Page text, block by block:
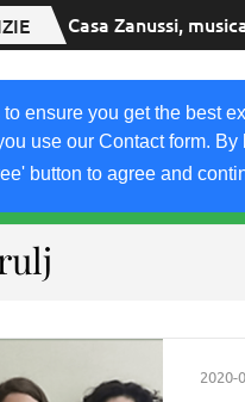
ensure you get the best
use our Contact form.
button to agree and
Casa Zanussi,
#Eventi #Territorio-FVG
2021-22 2019
2020-